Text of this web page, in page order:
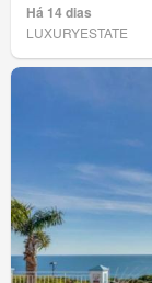
Há 14 dias
LUXURYESTATE